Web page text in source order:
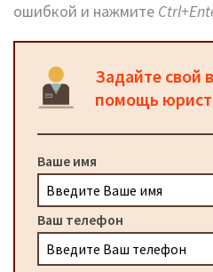
ошибкой и нажмите
Задайте свой
помощь
Ваше имя
Ваш телефон